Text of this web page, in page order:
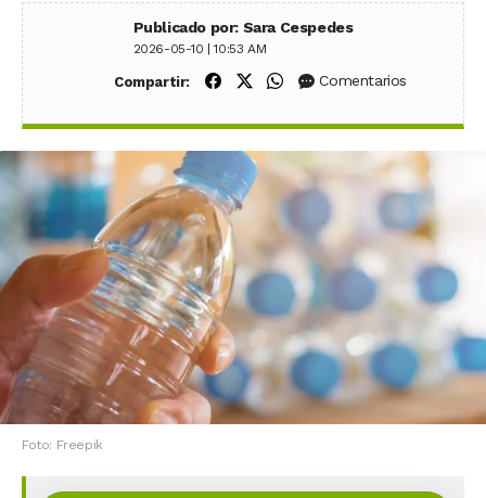
Publicado por: Sara Cespedes
2026-05-10 | 10:53 AM
Compartir: Compartir en Facebook
Compartir en X (Twitter)
Compartir en WhatsApp
Comentarios
Foto: Freepik